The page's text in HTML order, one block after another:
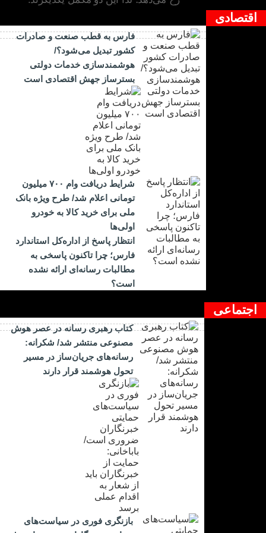
اقتصادی
فارس به قطب صنعت و صادرات
کشور تبدیل می‌شود؟/
هوشمندسازی خدمات دولتی
بسترساز جهش اقتصادی است
شرایط دریافت وام ۷۰۰ میلیون
تومانی اعلام شد/ طرح ویژه بانک
ملی برای خرید کالا به خودرو
اولی‌ها
انتظار پاسخ از اداره‌کل استاندارد
فارس؛ چرا تاکنون پاسخی به
مطالبات رسانه‌ای ارائه نشده
است؟
اجتماعی
کتاب رهبری رسانه در عصر هوش
مصنوعی منتشر شد/ شکرانه:
رسانه‌های جریان‌ساز در مسیر
تحول هوشمند قرار دارند
بازنگری فوری در سیاست‌های